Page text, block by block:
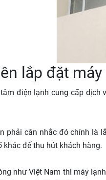
lắp đặt máy
điện lạnh cung cấp dịch
phải cân nhắc đó chính là
khác để thu hút khách hàng.
như Việt Nam thì máy